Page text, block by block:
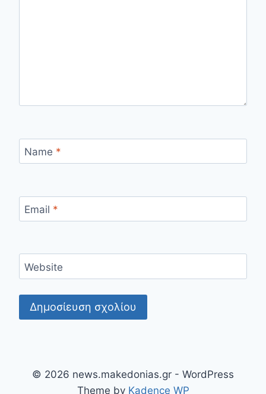
Name *
Email *
Website
© 2026 news.makedonias.gr - WordPress
Theme by Kadence WP